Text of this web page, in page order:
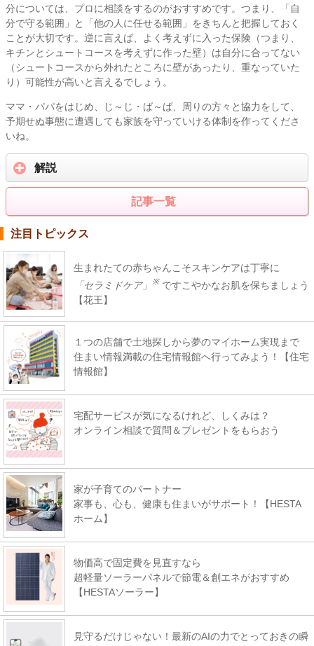
分については、プロに相談をするのがおすすめです。つまり、「自
分で守る範囲」と「他の人に任せる範囲」をきちんと把握しておく
ことが大切です。逆に言えば、よく考えずに入った保険（つまり、
キチンとシュートコースを考えずに作った壁）は自分に合ってない
（シュートコースから外れたところに壁があったり、重なっていた
り）可能性が高いと言えるでしょう。
ママ・パパをはじめ、じ～じ・ば～ば、周りの方々と協力をして、
予期せぬ事態に遭遇しても家族を守っていける体制を作ってくださ
いね。
解説
記事一覧
注目トピックス
生まれたての赤ちゃんこそスキンケアは丁寧に
「セラミドケア」
※ ですこやかなお肌を保ちましょう
【花王】
１つの店舗で土地探しから夢のマイホーム実現まで
住まい情報満載の住宅情報館へ行ってみよう！【住宅
情報館】
宅配サービスが気になるけれど、しくみは？
オンライン相談で質問＆プレゼントをもらおう
家が子育てのパートナー
家事も、心も、健康も住まいがサポート！【HESTA
ホーム】
物価高で固定費を見直すなら
超軽量ソーラーパネルで節電＆創エネがおすすめ
【HESTAソーラー】
見守るだけじゃない！最新のAIの力でとっておきの瞬